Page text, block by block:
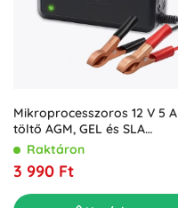
Mikroprocesszoros 12 V 5 A
töltő AGM, GEL és SLA
akkumulátorokhoz – 6
Raktáron
3 990 Ft